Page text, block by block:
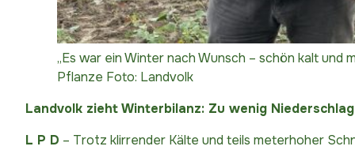
„Es war ein Winter nach Wunsch – schön kalt
Pflanze Foto: Landvolk
Landvolk zieht Winterbilanz: Zu wenig
L P D – Trotz klirrender Kälte und teils meterhoher